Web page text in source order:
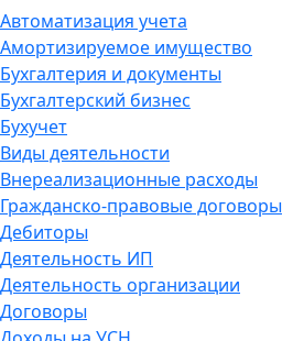
Автоматизация учета
Амортизируемое имущество
Бухгалтерия и документы
Бухгалтерский бизнес
Бухучет
Виды деятельности
Внереализационные расходы
Гражданско-правовые договоры
Дебиторы
Деятельность ИП
Деятельность организации
Договоры